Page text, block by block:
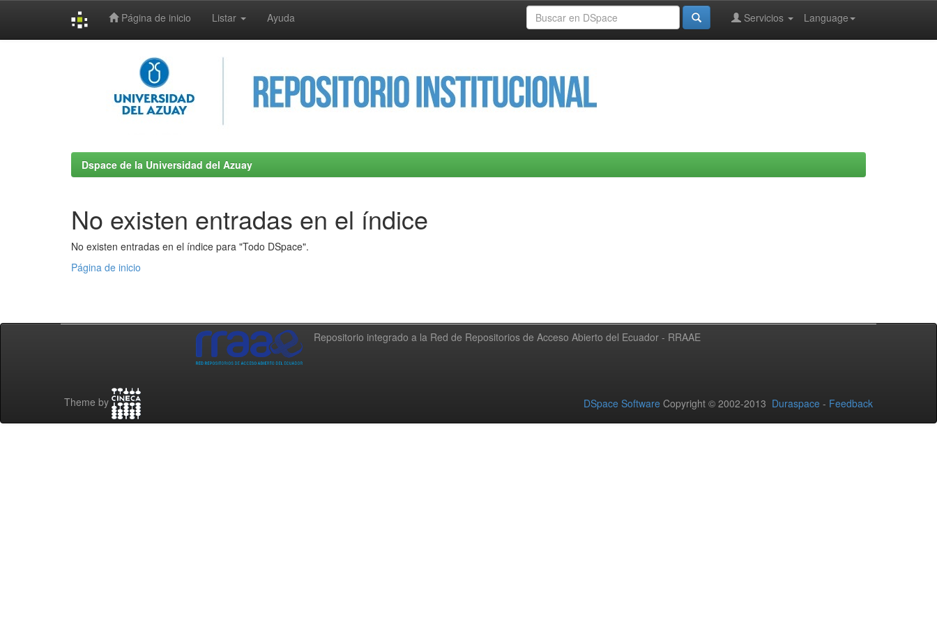
Página de inicio Listar Ayuda Language
Servicios
Dspace de la Universidad del Azuay
No existen entradas en el índice
No existen entradas en el índice para "Todo DSpace".
Página de inicio
Repositorio integrado a la Red de Repositorios de Acceso Abierto del Ecuador - RRAAE
Theme by DSpace Software Copyright © 2002-2013 Duraspace - Feedback